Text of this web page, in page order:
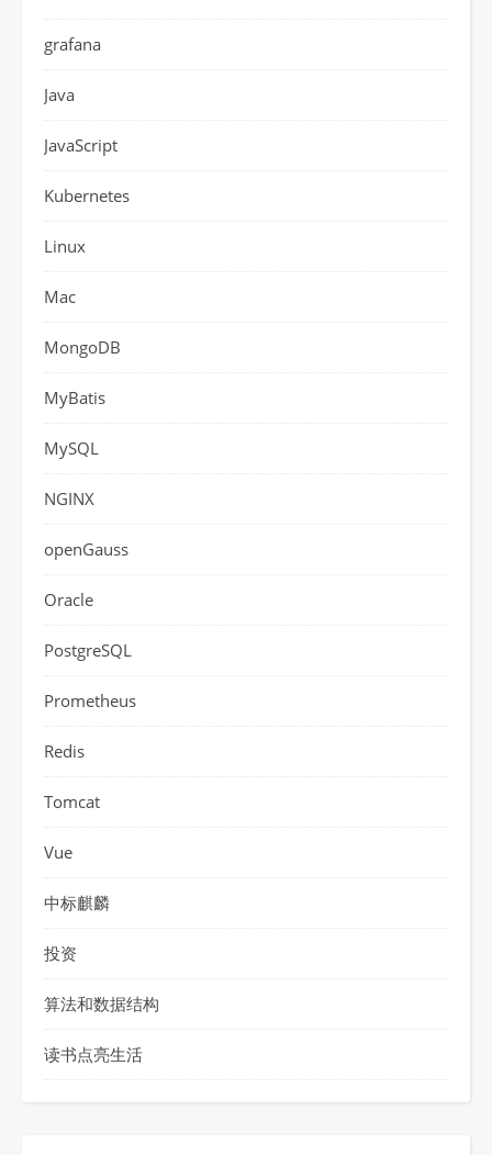
grafana
Java
JavaScript
Kubernetes
Linux
Mac
MongoDB
MyBatis
MySQL
NGINX
openGauss
Oracle
PostgreSQL
Prometheus
Redis
Tomcat
Vue
中标麒麟
投资
算法和数据结构
读书点亮生活